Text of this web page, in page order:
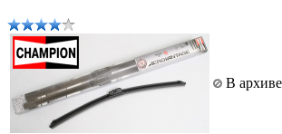
В архиве